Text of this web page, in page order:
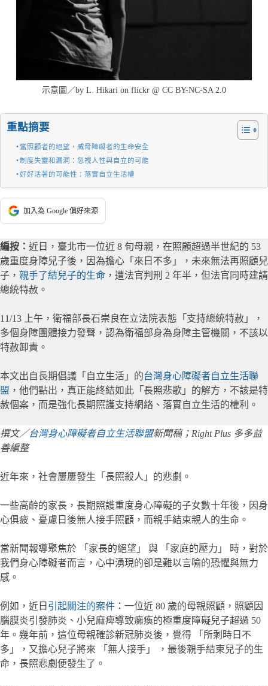
示意圖／by L. Hikari on flickr @ CC BY-NC-SA 2.0
重點摘要
當照顧者的絕望，威脅障礙者的生命安全
制度失靈和漏洞：忽視人性與自立的可能
好好活著的可能性：落實自立生活權
加入為 Google 偏好來源
編按： 近日，臺北市一位近 8 旬母親，在照顧超過半世紀的 53
歲重度身障兒子後，因為擔心「來日不多」，未來無法再照顧兒
子， 親手了結兒子的生命 ，遭法官判刑 2 年半，但法官同時建請
總統特赦。
11/13 上午，衛福部長石崇良在立法院表態「支持總統特赦」，
多個身障團體接力發聲，認為衛福部身為身障主管機關，不該以
特赦卸責。
本文出自長期倡議「自立生活」的台灣身心障礙者自立生活聯
盟 ，他們點出，真正能終結如此「長照悲歌」的解方，不該是特
赦個案，而是強化長期照護支持網絡、落實自立生活的權利。
撰文／台灣身心障礙者自立生活聯盟新聞稿；Right Plus 多多益
善編整
近年來，社會屢屢發生「長照殺人」的悲劇。
一些高齡的家長，長期照護重度身心障礙的子女數十年後，因身
心俱疲、憂慮日後無人接手照顧，而親手結束親人的生命。
當新聞報導聚焦於 「家長的絕望」 與 「家庭的壓力」 時，對於
我們身心障礙者而言，心中湧現的卻是難以言喻的恐懼與無力
感。
例如，近日 引起關注的案件 ：一位近 80 歲的母親照顧，照顧因
腦膜炎引發肺炎、小兒麻痺導致癱瘓的極重度障礙兒子超過 50
年。幾年前，這位母親確診新冠肺炎後，覺得 「所剩時日不
多」，又擔心兒子將來 「無人接手」 ，最後親手結束兒子的生
命，長照悲劇便發生了。